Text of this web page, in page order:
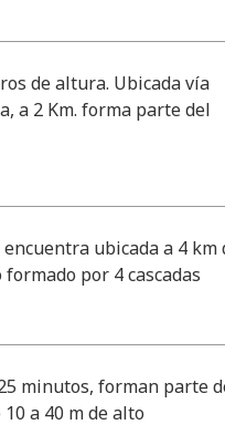
de altura. Ubicada vía
a 2 Km. forma parte del
ubicada a 4 km
por 4 cascadas
minutos, forman parte
a 40 m de alto